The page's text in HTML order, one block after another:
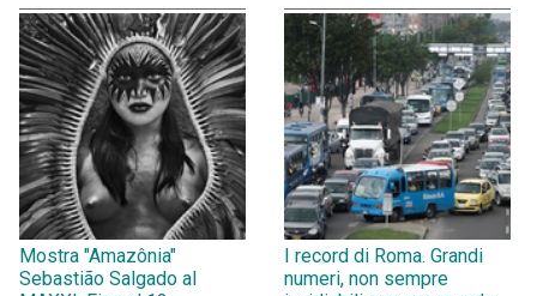
Mostra "Amazônia"
Sebastião Salgado al
I record di Roma. Grandi
numeri, non sempre